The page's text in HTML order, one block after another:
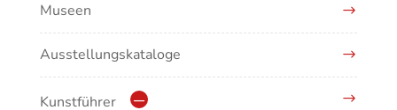
Antike/Mittelalter
Renaissance/Barock/19. Jahrhundert
Moderne/Gegenwartskunst
Museen
Ausstellungskataloge
Kunstführer